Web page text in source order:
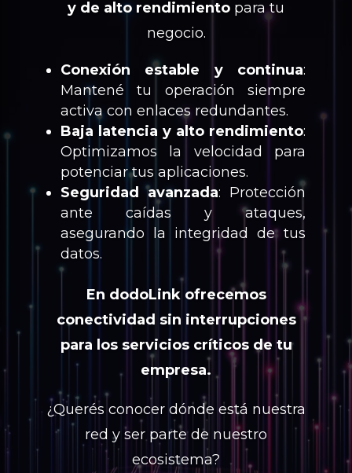
y de alto rendimiento para tu
negocio.
Conexión estable y continua:
Mantené tu operación siempre
activa con enlaces redundantes.
Baja latencia y alto rendimiento:
Optimizamos la velocidad para
potenciar tus aplicaciones.
Seguridad avanzada: Protección
ante caídas y ataques,
asegurando la integridad de tus
datos.
En dodoLink ofrecemos
conectividad sin interrupciones
para los servicios críticos de tu
empresa.
¿Querés conocer dónde está nuestra
red y ser parte de nuestro
ecosistema?